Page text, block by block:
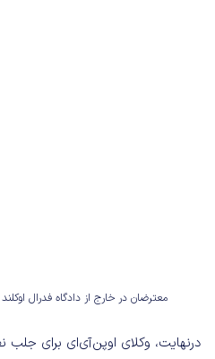
معترضان در خارج از دادگاه فدرال
درنهایت، وکلای اوپن‌آی‌ای برای